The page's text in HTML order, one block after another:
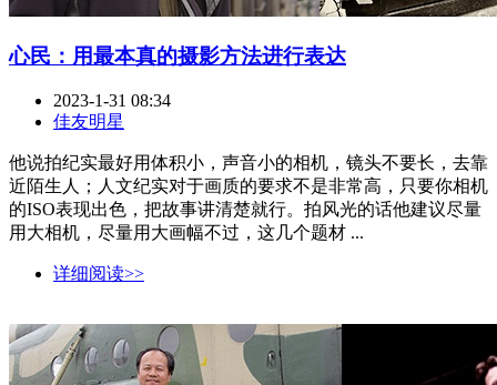
心民：用最本真的摄影方法进行表达
2023-1-31 08:34
佳友明星
他说拍纪实最好用体积小，声音小的相机，镜头不要长，去靠
近陌生人；人文纪实对于画质的要求不是非常高，只要你相机
的ISO表现出色，把故事讲清楚就行。拍风光的话他建议尽量
用大相机，尽量用大画幅不过，这几个题材 ...
详细阅读>>